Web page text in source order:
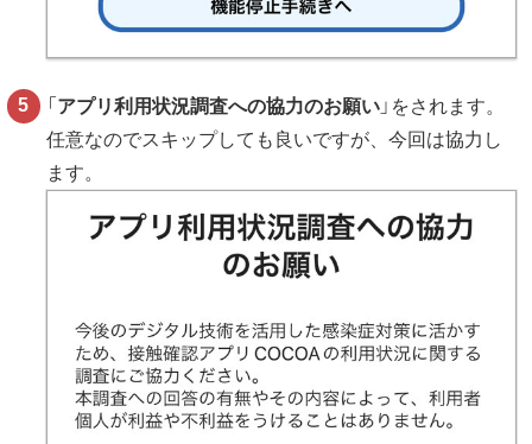
「 アプリ利用状況調査への協力のお願い 」をされます。
任意なのでスキップしても良いですが、今回は協力し
ます。